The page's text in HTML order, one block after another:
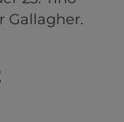
Gallagher.